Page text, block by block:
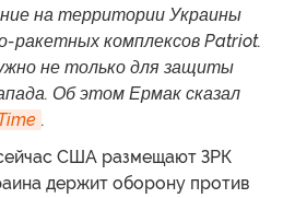
на территории Украины
ракетных комплексов Patriot.
не только для защиты
Об этом Ермак сказал
.
США размещают ЗРК
держит оборону против